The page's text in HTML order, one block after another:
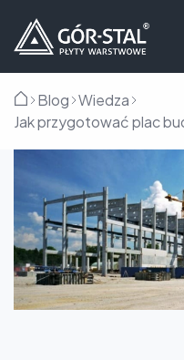
Główna
Blog Wiedza
Jak przygotować plac